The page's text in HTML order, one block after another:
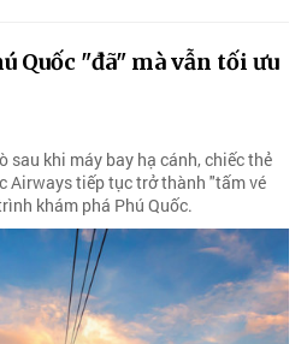
Quốc "đã" mà vẫn tối ưu
sau khi máy bay hạ cánh, chiếc thẻ
Airways tiếp tục trở thành "tấm vé
khám phá Phú Quốc.